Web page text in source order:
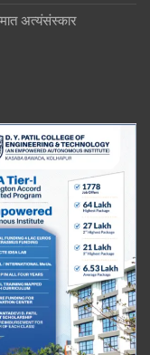
अत्यंसंस्कार